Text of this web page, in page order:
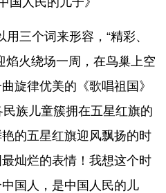
三个词来形容，“精彩、
焰火绕场一周，在鸟巢上空
旋律优美的《歌唱祖国》
族儿童簇拥在五星红旗的
的五星红旗迎风飘扬的时
灿烂的表情！我想这个时
国人，是中国人民的儿